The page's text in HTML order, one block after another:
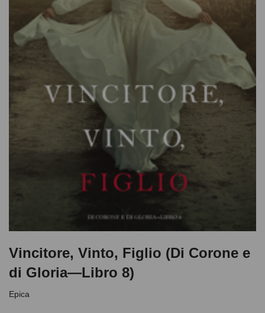
Vincitore, Vinto, Figlio (Di Corone e
di Gloria—Libro 8)
Epica